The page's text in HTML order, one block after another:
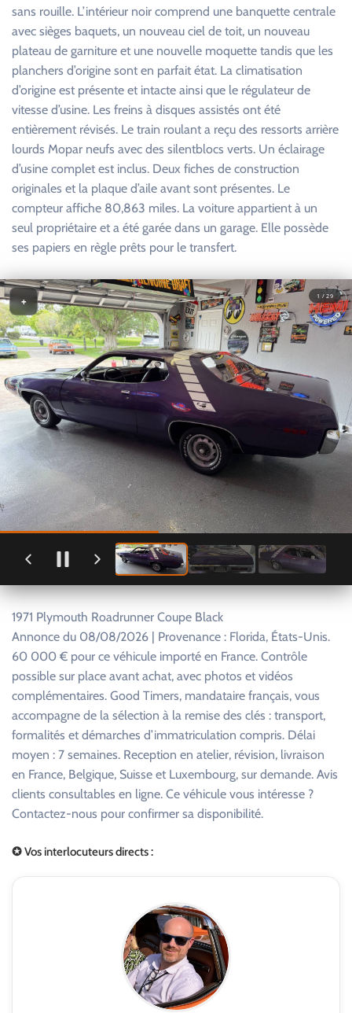
sans rouille. L’intérieur noir comprend une banquette centrale
avec sièges baquets, un nouveau ciel de toit, un nouveau
plateau de garniture et une nouvelle moquette tandis que les
planchers d’origine sont en parfait état. La climatisation
d’origine est présente et intacte ainsi que le régulateur de
vitesse d’usine. Les freins à disques assistés ont été
entièrement révisés. Le train roulant a reçu des ressorts arrière
lourds Mopar neufs avec des silentblocs verts. Un éclairage
d’usine complet est inclus. Deux fiches de construction
originales et la plaque d’aile avant sont présentes. Le
compteur affiche 80,863 miles. La voiture appartient à un
seul propriétaire et a été garée dans un garage. Elle possède
ses papiers en règle prêts pour le transfert.
1 / 29
+
1971 Plymouth Roadrunner Coupe Black
Annonce du 08/08/2026 | Provenance : Florida, États-Unis.
60 000 € pour ce véhicule importé en France. Contrôle
possible sur place avant achat, avec photos et vidéos
complémentaires. Good Timers, mandataire français, vous
accompagne de la sélection à la remise des clés : transport,
formalités et démarches d’immatriculation compris. Délai
moyen : 7 semaines. Reception en atelier, révision, livraison
en France, Belgique, Suisse et Luxembourg, sur demande. Avis
clients consultables en ligne. Ce véhicule vous intéresse ?
Contactez-nous pour confirmer sa disponibilité.
✪ Vos interlocuteurs directs :